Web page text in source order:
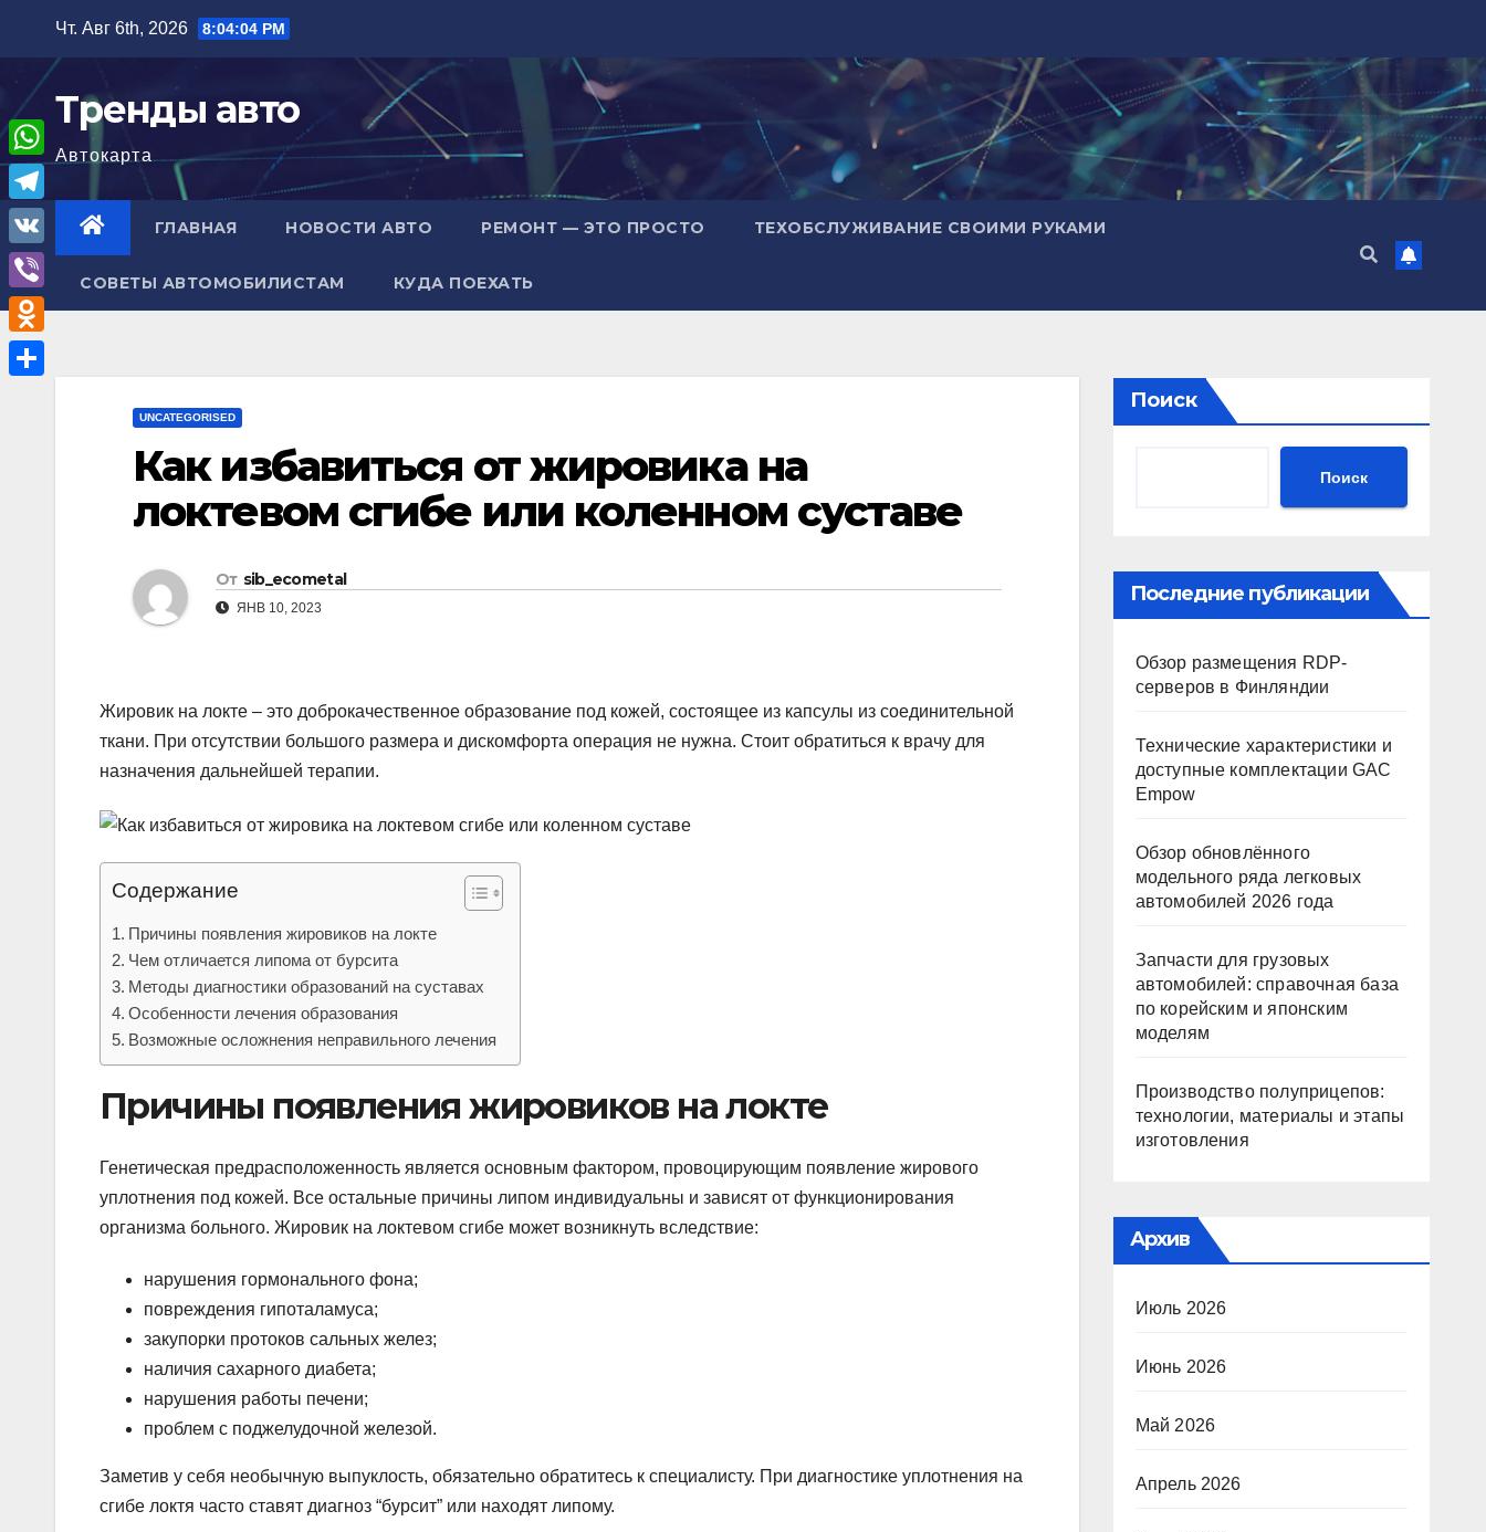
содержимому
Чт. Авг 6th, 2026 8:04:05 PM
Тренды авто
Автокарта
ГЛАВНАЯ НОВОСТИ АВТО РЕМОНТ — ЭТО ПРОСТО ТЕХОБСЛУЖИВАНИЕ СВОИМИ РУКАМИ
СОВЕТЫ АВТОМОБИЛИСТАМ КУДА ПОЕХАТЬ
UNCATEGORISED
Как избавиться от жировика на
локтевом сгибе или коленном суставе
От sib_ecometal
ЯНВ 10, 2023
Жировик на локте – это доброкачественное образование под кожей, состоящее из капсулы из соединительной
ткани. При отсутствии большого размера и дискомфорта операция не нужна. Стоит обратиться к врачу для
назначения дальнейшей терапии.
Содержание
Причины появления жировиков на локте
Чем отличается липома от бурсита
Методы диагностики образований на суставах
Особенности лечения образования
Возможные осложнения неправильного лечения
Причины появления жировиков на локте
Генетическая предрасположенность является основным фактором, провоцирующим появление жирового
уплотнения под кожей. Все остальные причины липом индивидуальны и зависят от функционирования
организма больного. Жировик на локтевом сгибе может возникнуть вследствие:
нарушения гормонального фона;
повреждения гипоталамуса;
закупорки протоков сальных желез;
наличия сахарного диабета;
нарушения работы печени;
проблем с поджелудочной железой.
Заметив у себя необычную выпуклость, обязательно обратитесь к специалисту. При диагностике уплотнения на
сгибе локтя часто ставят диагноз “бурсит” или находят липому.
Поиск
Поиск
Последние публикации
Обзор размещения RDP-
серверов в Финляндии
Технические характеристики и
доступные комплектации GAC
Empow
Обзор обновлённого
модельного ряда легковых
автомобилей 2026 года
Запчасти для грузовых
автомобилей: справочная база
по корейским и японским
моделям
Производство полуприцепов:
технологии, материалы и этапы
изготовления
Архив
Июль 2026
Июнь 2026
Май 2026
Апрель 2026
W
h
a
A
T
e
l
e
g
V
K
V
i
b
O